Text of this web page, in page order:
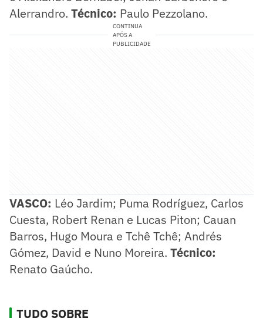
Alerrandro. Técnico: Paulo Pezzolano.
CONTINUA
APÓS A
PUBLICIDADE
VASCO: Léo Jardim; Puma Rodríguez, Carlos
Cuesta, Robert Renan e Lucas Piton; Cauan
Barros, Hugo Moura e Tchê Tchê; Andrés
Gómez, David e Nuno Moreira. Técnico:
Renato Gaúcho.
TUDO SOBRE